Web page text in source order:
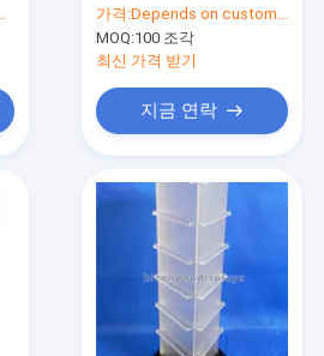
주문 설계합니다
가격:Depends on customer's needs
MOQ:100 조각
최신 가격 받기
지금 연락